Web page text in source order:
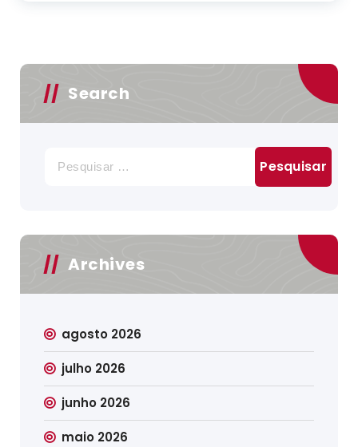
Search
por:
Archives
agosto 2026
julho 2026
junho 2026
maio 2026